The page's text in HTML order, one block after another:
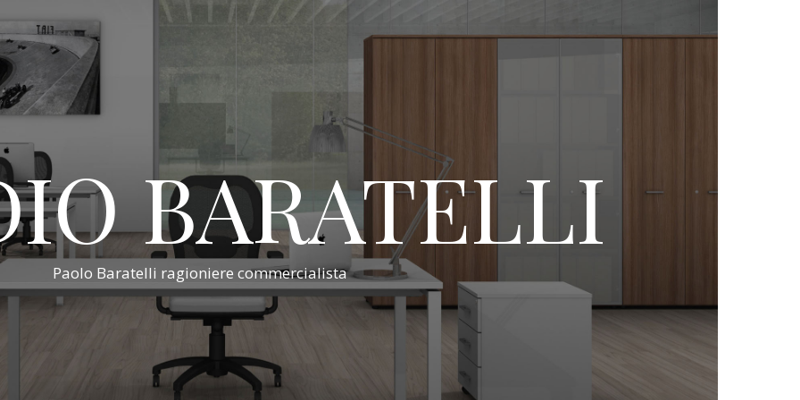
BARATELLI
Paolo Baratelli ragioniere commercialista